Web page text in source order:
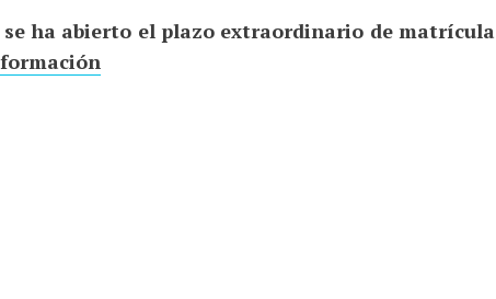
ha abierto el plazo extraordinario de matrícula